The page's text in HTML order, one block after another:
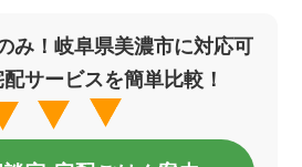
み！岐阜県美濃市に対応可
サービスを簡単比較！